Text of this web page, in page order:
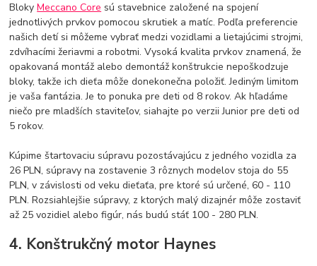
BlokyMeccano Core sú stavebnice založené na spojení
jednotlivých prvkov pomocou skrutiek a matíc. Podľa preferencie
našich detí si môžeme vybrať medzi vozidlami a lietajúcimi strojmi,
zdvíhacími žeriavmi a robotmi. Vysoká kvalita prvkov znamená, že
opakovaná montáž alebo demontáž konštrukcie nepoškodzuje
bloky, takže ich dieťa môže donekonečna položiť. Jediným limitom
je vaša fantázia. Je to ponuka pre deti od 8 rokov. Ak hľadáme
niečo pre mladších staviteľov, siahajte po verzii Junior pre deti od
5 rokov.
Kúpime štartovaciu súpravu pozostávajúcu z jedného vozidla za
26 PLN, súpravy na zostavenie 3 rôznych modelov stoja do 55
PLN, v závislosti od veku dieťaťa, pre ktoré sú určené, 60 - 110
PLN. Rozsiahlejšie súpravy, z ktorých malý dizajnér môže zostaviť
až 25 vozidiel alebo figúr, nás budú stáť 100 - 280 PLN.
4. Konštrukčný motor Haynes